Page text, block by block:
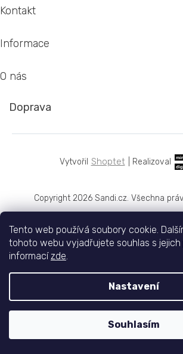
Tento web používá soubory cookie.
tohoto webu vyjadřujete souhlas s jejich
informacízde.
Nastavení
Souhlasím
á
t
Kontakt
Informace
O nás
Doprava
Shoptet Realizoval
Copyright 2026 Sandi.cz. Všechna